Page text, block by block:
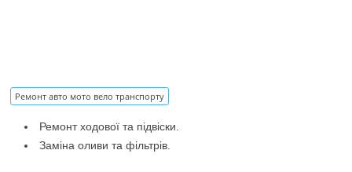
Ремонт авто мото вело транспорту
Ремонт ходової та підвіски.
Заміна оливи та фільтрів.